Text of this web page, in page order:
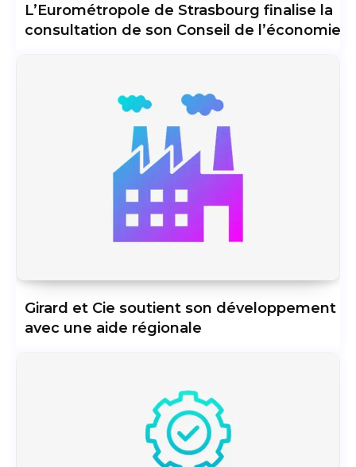
L’Eurométropole de Strasbourg finalise la
consultation de son Conseil de l’économie
Girard et Cie soutient son développement
avec une aide régionale